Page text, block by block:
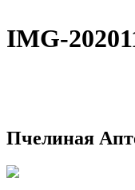
IMG-
Пчелиная